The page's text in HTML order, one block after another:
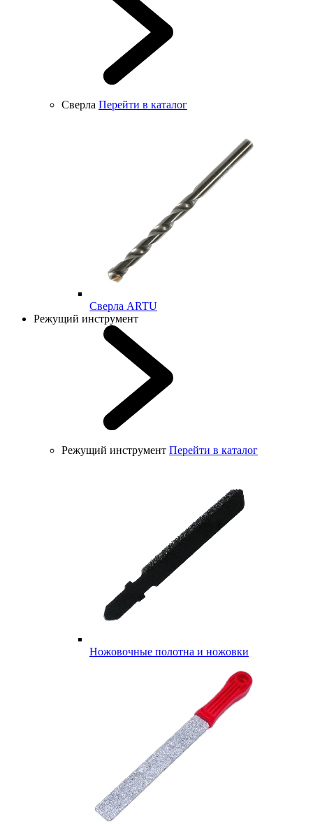
Сверла Перейти в каталог
Cверла ARTU
Режущий инструмент
Режущий инструмент Перейти в каталог
Ножовочные полотна и ножовки